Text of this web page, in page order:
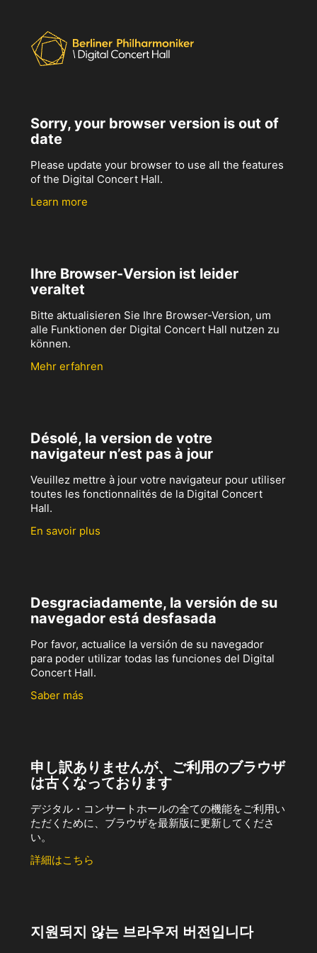
Sorry, your browser version is out of
date
Please update your browser to use all the features
of the Digital Concert Hall.
Learn more
Ihre Browser-Version ist leider
veraltet
Bitte aktualisieren Sie Ihre Browser-Version, um
alle Funktionen der Digital Concert Hall nutzen zu
können.
Mehr erfahren
Désolé, la version de votre
navigateur n’est pas à jour
Veuillez mettre à jour votre navigateur pour utiliser
toutes les fonctionnalités de la Digital Concert
Hall.
En savoir plus
Desgraciadamente, la versión de su
navegador está desfasada
Por favor, actualice la versión de su navegador
para poder utilizar todas las funciones del Digital
Concert Hall.
Saber más
申し訳ありませんが、ご利用のブラウザ
は古くなっております
デジタル・コンサートホールの全ての機能をご利用い
ただくために、ブラウザを最新版に更新してくださ
い。
詳細はこちら
지원되지 않는 브라우저 버전입니다